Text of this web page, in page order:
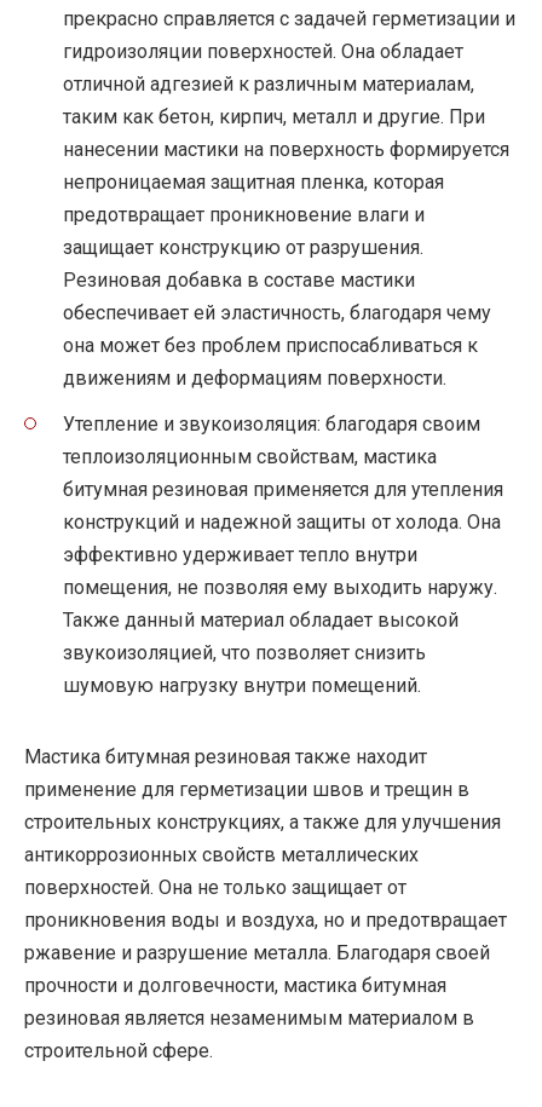
прекрасно справляется с задачей герметизации и
гидроизоляции поверхностей. Она обладает
отличной адгезией к различным материалам,
таким как бетон, кирпич, металл и другие. При
нанесении мастики на поверхность формируется
непроницаемая защитная пленка, которая
предотвращает проникновение влаги и
защищает конструкцию от разрушения.
Резиновая добавка в составе мастики
обеспечивает ей эластичность, благодаря чему
она может без проблем приспосабливаться к
движениям и деформациям поверхности.
Утепление и звукоизоляция: благодаря своим
теплоизоляционным свойствам, мастика
битумная резиновая применяется для утепления
конструкций и надежной защиты от холода. Она
эффективно удерживает тепло внутри
помещения, не позволяя ему выходить наружу.
Также данный материал обладает высокой
звукоизоляцией, что позволяет снизить
шумовую нагрузку внутри помещений.
Мастика битумная резиновая также находит
применение для герметизации швов и трещин в
строительных конструкциях, а также для улучшения
антикоррозионных свойств металлических
поверхностей. Она не только защищает от
проникновения воды и воздуха, но и предотвращает
ржавение и разрушение металла. Благодаря своей
прочности и долговечности, мастика битумная
резиновая является незаменимым материалом в
строительной сфере.